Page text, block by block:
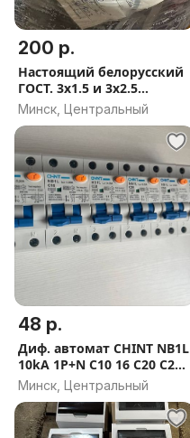
200 р.
Настоящий белорусский
ГОСТ. 3х1.5 и 3х2.5
Производитель
КОБРИНМАШ (Кобрин)
Минск, Центральный
48 р.
Диф. автомат CHINT NB1L
10kA 1P+N C10 16 C20 C25
C32 C40
Минск, Центральный